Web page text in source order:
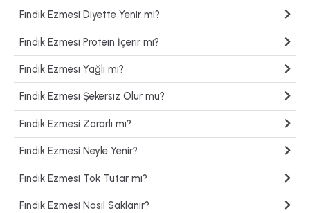
Fındık Ezmesi Diyette Yenir mi?
Fındık Ezmesi Protein İçerir mi?
Fındık Ezmesi Yağlı mı?
Fındık Ezmesi Şekersiz Olur mu?
Fındık Ezmesi Zararlı mı?
Fındık Ezmesi Neyle Yenir?
Fındık Ezmesi Tok Tutar mı?
Fındık Ezmesi Nasıl Saklanır?